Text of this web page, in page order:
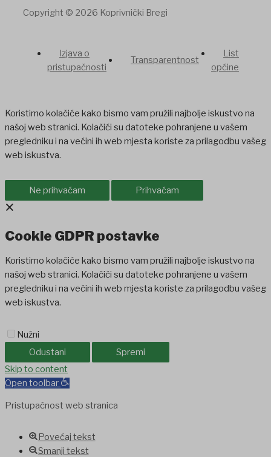
Copyright © 2026 Koprivnički Bregi
Izjava o
pristupačnosti
Transparentnost
List
općine
Koristimo kolačiće kako bismo vam pružili najbolje iskustvo na
našoj web stranici. Kolačići su datoteke pohranjene u vašem
pregledniku i na većini ih web mjesta koriste za prilagodbu vašeg
web iskustva.
Ne prihvaćam Prihvaćam
×
Cookie GDPR postavke
Koristimo kolačiće kako bismo vam pružili najbolje iskustvo na
našoj web stranici. Kolačići su datoteke pohranjene u vašem
pregledniku i na većini ih web mjesta koriste za prilagodbu vašeg
web iskustva.
Nužni
Odustani
Spremi
Skip to content
Open toolbar
Pristupačnost web stranica
Povećaj tekst
Smanji tekst